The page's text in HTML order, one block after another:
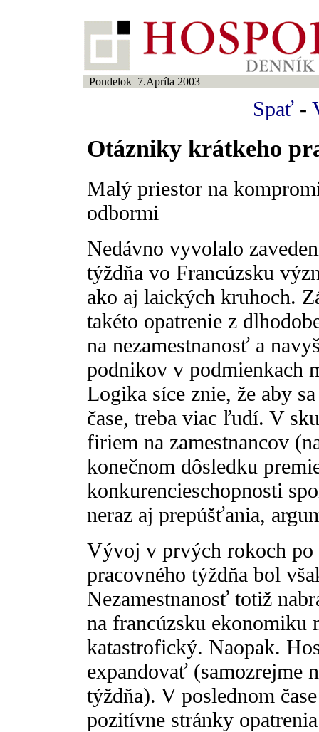
Pondelok 7.Apríla 2003
Spať -
Otázniky krátkeho
Malý priestor na
odbormi
Nedávno vyvolalo
týždňa vo Francúzsku
ako aj laických kruhoch.
takéto opatrenie z
na nezamestnanosť a
podnikov v podmienkach
Logika síce znie, že aby
čase, treba viac ľudí. V
firiem na zamestnancov
konečnom dôsledku
konkurencieschopnosti
neraz aj prepúšťania,
Vývoj v prvých rokoch po
pracovného týždňa bol
Nezamestnanosť totiž
na francúzsku ekonomiku
katastrofický. Naopak.
expandovať (samozrejme
týždňa). V poslednom
pozitívne stránky